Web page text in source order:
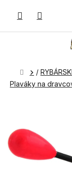
Domov
/
Plaváky na